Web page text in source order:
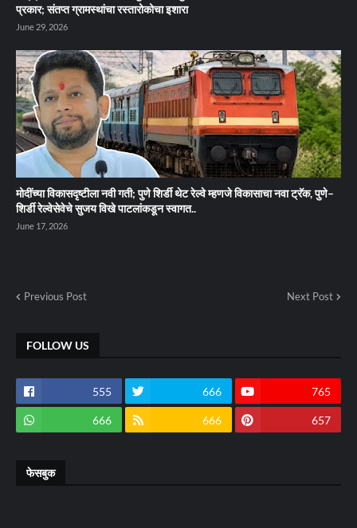
प्रकार; संतप्त ग्रामस्थांचा रस्तारोकोचा इशारा
June 29, 2026
मोदींच्या विकासदृष्टीला नवी गती; पुणे शिर्डी थेट रेल्वे म्हणजे विकासाचा नवा ट्रॅक, पुणे–
शिर्डी रेल्वेसेवेचे सुजय विखे पाटलांकडून स्वागत..
June 17, 2026
Previous Post Next Post
FOLLOW US
555 666 765
666 666 657
फेसबुक